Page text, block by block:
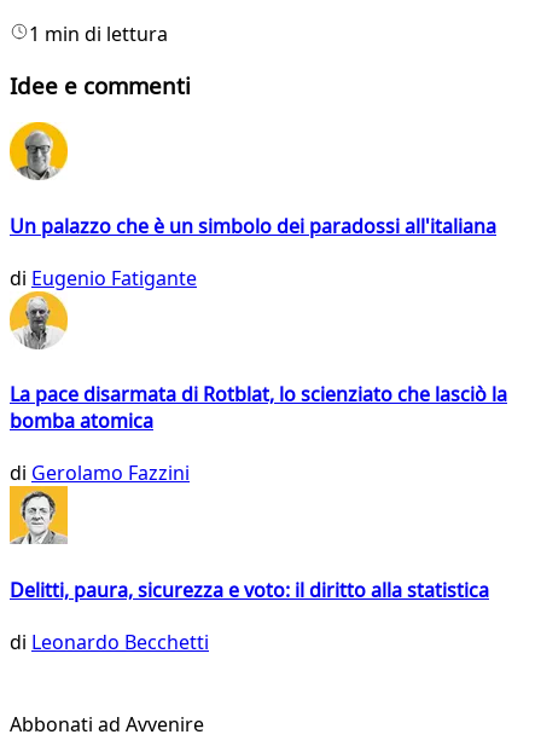
1 min di lettura
Idee e commenti
Un palazzo che è un simbolo dei paradossi all'italiana
di Eugenio Fatigante
La pace disarmata di Rotblat, lo scienziato che lasciò la
bomba atomica
di Gerolamo Fazzini
Delitti, paura, sicurezza e voto: il diritto alla statistica
di Leonardo Becchetti
Abbonati ad Avvenire